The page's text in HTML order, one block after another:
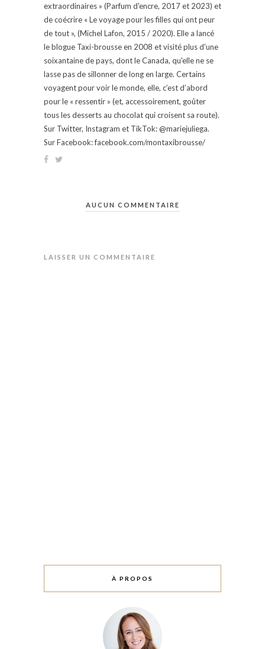
extraordinaires » (Parfum d'encre, 2017 et 2023) et
de coécrire « Le voyage pour les filles qui ont peur
de tout », (Michel Lafon, 2015 / 2020). Elle a lancé
le blogue Taxi-brousse en 2008 et visité plus d'une
soixantaine de pays, dont le Canada, qu'elle ne se
lasse pas de sillonner de long en large. Certains
voyagent pour voir le monde, elle, c’est d’abord
pour le « ressentir » (et, accessoirement, goûter
tous les desserts au chocolat qui croisent sa route).
Sur Twitter, Instagram et TikTok: @mariejuliega.
Sur Facebook: facebook.com/montaxibrousse/
AUCUN COMMENTAIRE
LAISSER UN COMMENTAIRE
À PROPOS